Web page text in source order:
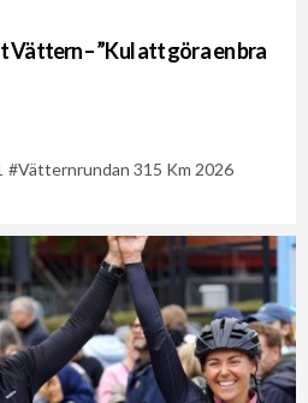
Vättern – ”Kul att göra en bra
Vätternrundan 315 Km 2026